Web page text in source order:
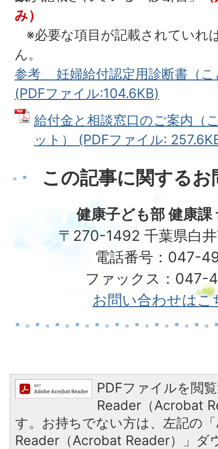
み）
※必要な項目が記載されていれ
ん。
参考 妊婦給付認定用診断書（こ
(PDFファイル:104.6KB)
給付金と相談窓口のご案内（
ット） (PDFファイル:
この記事に関する
健康子ども部 健康課
〒270-1492 千葉県白
電話番号：047-
ファックス：047-
お問い合わせはこ
PDFファイルを閲
Reader（Acrobat
す。お持ちでない方は、左記の
Reader（Acrobat Reader）」ダ